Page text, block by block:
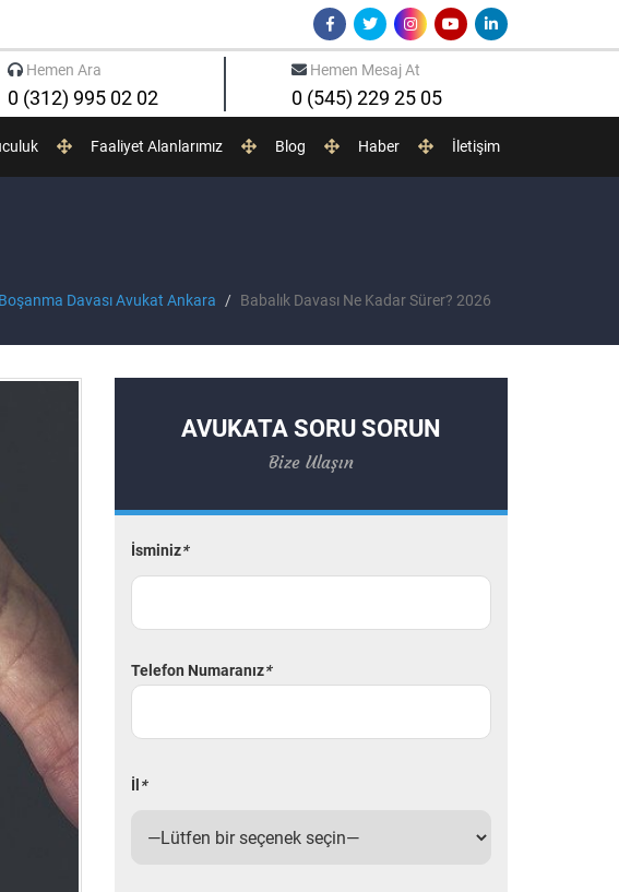
Hemen Ara
0 (312) 995 02 02
Hemen Mesaj At
0 (545) 229 25 05
Faaliyet Alanlarımız Blog Haber İletişim
Boşanma Davası Avukat Ankara Babalık Davası Ne Kadar Sürer? 2026
AVUKATA SORU SORUN
Bize Ulaşın
İsminiz*
Telefon Numaranız*
İl *